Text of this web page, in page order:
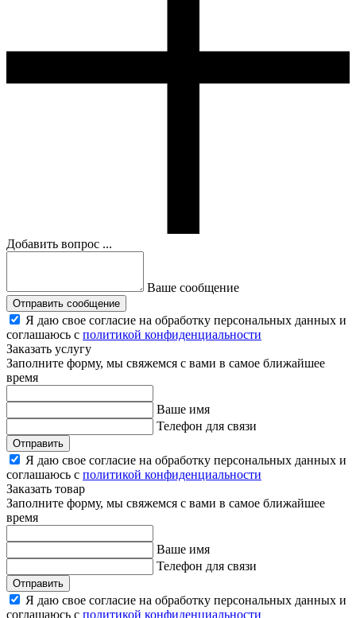
Добавить вопрос ...
Ваше сообщение
Отправить сообщение
Я даю свое согласие на обработку персональных данных и
соглашаюсь с политикой конфиденциальности
Заказать услугу
Заполните форму, мы свяжемся с вами в самое ближайшее
время
Ваше имя
Телефон для связи
Отправить
Я даю свое согласие на обработку персональных данных и
соглашаюсь с политикой конфиденциальности
Заказать товар
Заполните форму, мы свяжемся с вами в самое ближайшее
время
Ваше имя
Телефон для связи
Отправить
Я даю свое согласие на обработку персональных данных и
соглашаюсь с политикой конфиденциальности